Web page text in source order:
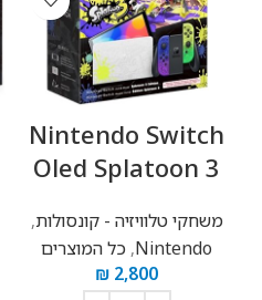
Nintendo Switch
Oled Splatoon 3
משחקי טלוויזיה - קונסולות,
Nintendo
, כל המוצרים
₪ 2,800